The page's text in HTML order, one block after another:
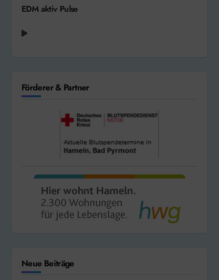
EDM aktiv Pulse
Förderer & Partner
Neue Beiträge